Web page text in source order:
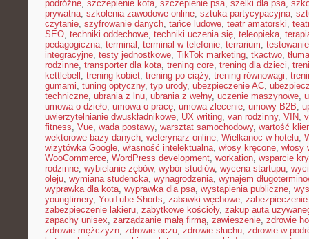
podróżne, szczepienie kota, szczepienie psa, szelki dla psa,
prywatna, szkolenia zawodowe online, sztuka partycypacyjna,
czytanie, szyfrowanie danych, tańce ludowe, teatr amatorski,
SEO, techniki oddechowe, techniki uczenia się, teleopieka,
pedagogiczna, terminal , terminal w telefonie, terrarium,
integracyjne, testy jednostkowe, TikTok marketing, tkactwo,
rodzinne, transporter dla kota, trening core, trening dla dzieci,
kettlebell , trening kobiet, trening po ciąży, trening równowagi,
gumami, tuning optyczny, typ urody, ubezpieczenie AC,
techniczne, ubrania z lnu, ubrania z wełny, uczenie maszynowe,
umowa o dzieło, umowa o pracę, umowa zlecenie, umowy B2B,
uwierzytelnianie dwuskładnikowe, UX writing, van rodzinny, VIN,
fitness, Vue, wada postawy, warsztat samochodowy, wartość
wektorowe bazy danych, weterynarz online, Wielkanoc w hotelu,
wizytówka Google, własność intelektualna, włosy kręcone, włosy
WooCommerce, WordPress development, workation, wsparcie
rodzinne, wybielanie zębów, wybór studiów, wycena startupu,
oleju, wymiana studencka, wynagrodzenia, wynajem
wyprawka dla kota, wyprawka dla psa, wystąpienia publiczne,
youngtimery, YouTube Shorts, zabawki węchowe,
zabezpieczenie lakieru, zabytkowe kościoły, zakup auta
zapachy unisex, zarządzanie małą firmą, zawieszenie, zdrowie
zdrowie mężczyzn, zdrowie oczu, zdrowie słuchu, zdrowie w